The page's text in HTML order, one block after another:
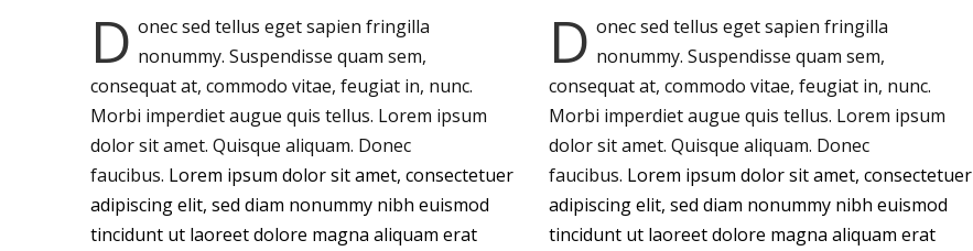
D onec sed tellus eget sapien fringilla
nonummy. Suspendisse quam sem,
consequat at, commodo vitae, feugiat in, nunc.
Morbi imperdiet augue quis tellus. Lorem ipsum
dolor sit amet. Quisque aliquam. Donec
faucibus. Lorem ipsum dolor sit amet, consectetuer
adipiscing elit, sed diam nonummy nibh euismod
tincidunt ut laoreet dolore magna aliquam erat
D onec sed tellus eget sapien fringilla
nonummy. Suspendisse quam sem,
consequat at, commodo vitae, feugiat in, nunc.
Morbi imperdiet augue quis tellus. Lorem ipsum
dolor sit amet. Quisque aliquam. Donec
faucibus. Lorem ipsum dolor sit amet, consectetuer
adipiscing elit, sed diam nonummy nibh euismod
tincidunt ut laoreet dolore magna aliquam erat